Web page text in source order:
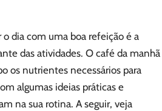
dia com uma boa refeição é a
das atividades. O café da manhã
os nutrientes necessários para
algumas ideias práticas e
na sua rotina. A seguir, veja